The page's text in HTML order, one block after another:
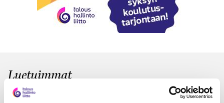
Luetuimmat
VEROTUS